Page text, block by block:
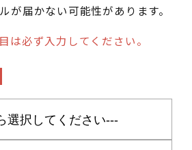
が届かない可能性があります。
は必ず入力してください。